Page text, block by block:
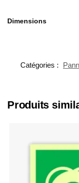
Dimensions
Catégories :
Produits